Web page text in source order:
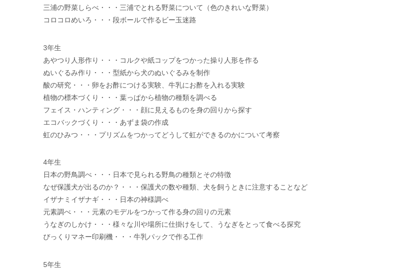
三浦の野菜しらべ・・・三浦でとれる野菜について（色のきれいな野菜）
コロコロめいろ・・・段ボールで作るビー玉迷路
3年生
あやつり人形作り・・・コルクや紙コップをつかった操り人形を作る
ぬいぐるみ作り・・・型紙から犬のぬいぐるみを制作
酸の研究・・・卵をお酢につける実験、牛乳にお酢を入れる実験
植物の標本づくり・・・葉っぱから植物の種類を調べる
フェイス・ハンティング・・・顔に見えるものを身の回りから探す
エコバックづくり・・・あずま袋の作成
虹のひみつ・・・プリズムをつかってどうして虹ができるのかについて考察
4年生
日本の野鳥調べ・・・日本で見られる野鳥の種類とその特徴
なぜ保護犬が出るのか？・・・保護犬の数や種類、犬を飼うときに注意することなど
イザナミイザナギ・・・日本の神様調べ
元素調べ・・・元素のモデルをつかって作る身の回りの元素
うなぎのしかけ・・・様々な川や場所に仕掛けをして、うなぎをとって食べる探究
びっくりマネー印刷機・・・牛乳パックで作る工作
5年生